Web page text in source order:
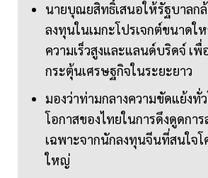
นายบุณยสิทธิ์เสนอให้รัฐบาลก
ลงทุนในเมกะโปรเจกต์ขนาดใ
ความเร็วสูงและแลนด์บริดจ์ เพื่
กระตุ้นเศรษฐกิจในระยะยาว
มองว่าท่ามกลางความขัดแย้งทั่
โอกาสของไทยในการดึงดูดกา
เฉพาะจากนักลงทุนจีนที่สนใจโ
ใหญ่